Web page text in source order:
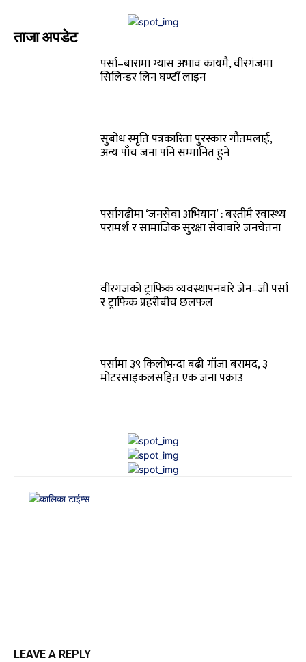
ताजा अपडेट
पर्सा–बारामा ग्यास अभाव कायमै, वीरगंजमा
सिलिन्डर लिन घण्टौँ लाइन
सुबोध स्मृति पत्रकारिता पुरस्कार गौतमलाई,
अन्य पाँच जना पनि सम्मानित हुने
पर्सागढीमा ‘जनसेवा अभियान’ : बस्तीमै स्वास्थ्य
परामर्श र सामाजिक सुरक्षा सेवाबारे जनचेतना
वीरगंजकाे ट्राफिक व्यवस्थापनबारे जेन–जी पर्सा
र ट्राफिक प्रहरीबीच छलफल
पर्सामा ३९ किलोभन्दा बढी गाँजा बरामद, ३
मोटरसाइकलसहित एक जना पक्राउ
LEAVE A REPLY